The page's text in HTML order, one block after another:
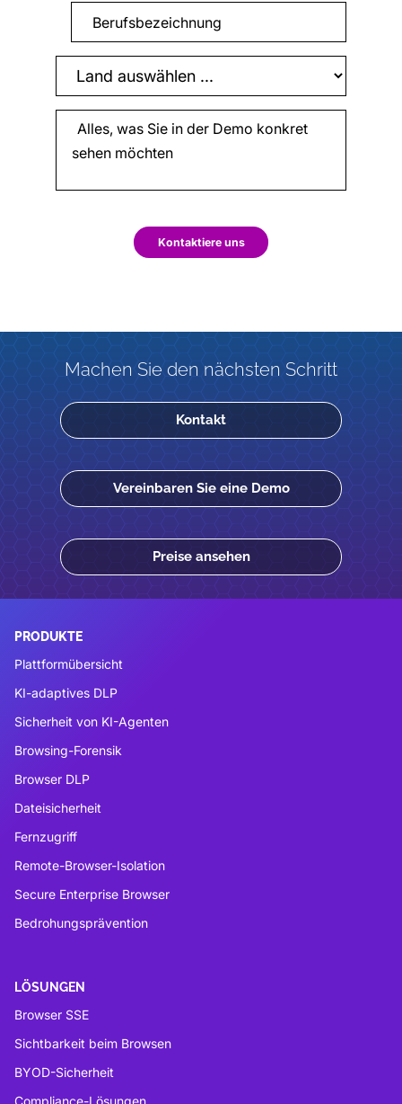
Kontaktiere uns
Machen Sie den nächsten Schritt
Kontakt
Vereinbaren Sie eine Demo
Preise ansehen
PRODUKTE
Plattformübersicht
KI-adaptives DLP
Sicherheit von KI-Agenten
Browsing-Forensik
Browser DLP
Dateisicherheit
Fernzugriff
Remote-Browser-Isolation
Secure Enterprise Browser
Bedrohungsprävention
LÖSUNGEN
Browser SSE
Sichtbarkeit beim Browsen
BYOD-Sicherheit
Compliance-Lösungen